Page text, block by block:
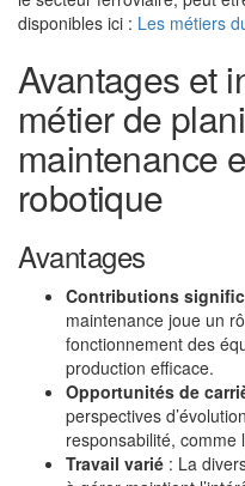
disponibles ici : Les métiers
Avantages et
métier de
maintenance
robotique
Avantages
Contributions
maintenance joue un
fonctionnement des
production efficace.
Opportunités de
perspectives
responsabilité, comme
Travail varié : La